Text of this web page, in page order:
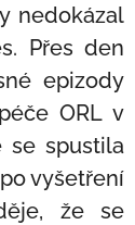
nedokázal
Přes den
epizody
ORL v
se spustila
vyšetření
že se